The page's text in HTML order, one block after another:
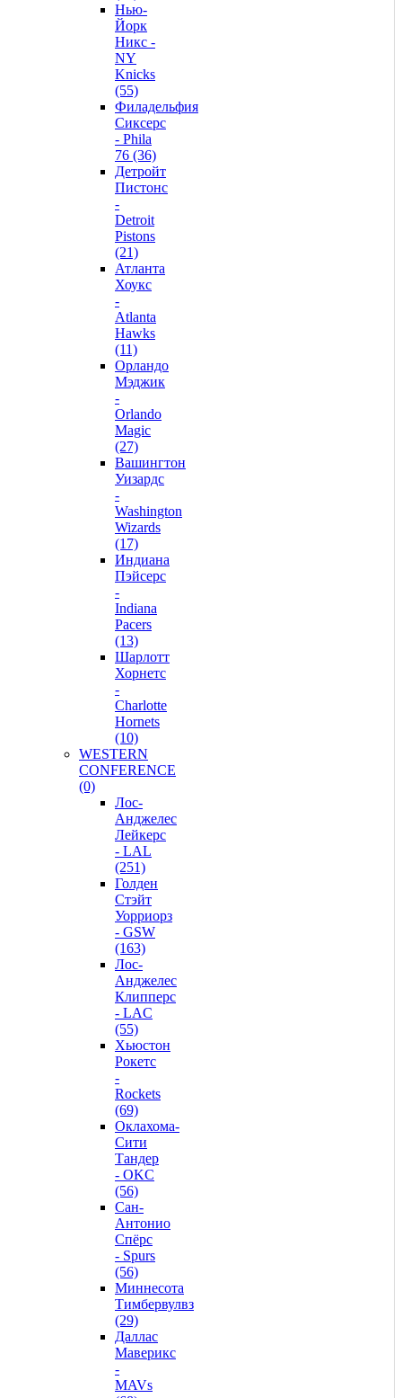
Нью-
Йорк
Никс -
NY
Knicks
(55)
Филадельфия
Сиксерс
- Phila
76 (36)
Детройт
Пистонс
-
Detroit
Pistons
(21)
Атланта
Хоукс
-
Atlanta
Hawks
(11)
Орландо
Мэджик
-
Orlando
Magic
(27)
Вашингтон
Уизардс
-
Washington
Wizards
(17)
Индиана
Пэйсерс
-
Indiana
Pacers
(13)
Шарлотт
Хорнетс
-
Charlotte
Hornets
(10)
WESTERN
CONFERENCE
(0)
Лос-
Анджелес
Лейкерс
- LAL
(251)
Голден
Стэйт
Уорриорз
- GSW
(163)
Лос-
Анджелес
Клипперс
- LAC
(55)
Хьюстон
Рокетс
-
Rockets
(69)
Оклахома-
Сити
Тандер
- OKC
(56)
Сан-
Антонио
Спёрс
- Spurs
(56)
Миннесота
Тимбервулвз
(29)
Даллас
Маверикс
-
MAVs